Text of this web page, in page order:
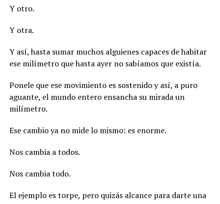
Y otro.
Y otra.
Y así, hasta sumar muchos alguienes capaces de habitar
ese milímetro que hasta ayer no sabíamos que existía.
Ponele que ese movimiento es sostenido y así, a puro
aguante, el mundo entero ensancha su mirada un
milímetro.
Ese cambio ya no mide lo mismo: es enorme.
Nos cambia a todos.
Nos cambia todo.
El ejemplo es torpe, pero quizás alcance para darte una